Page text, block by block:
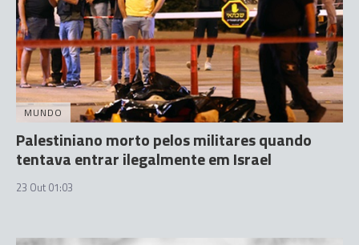
MUNDO
Palestiniano morto pelos militares quando
tentava entrar ilegalmente em Israel
23 Out 01:03